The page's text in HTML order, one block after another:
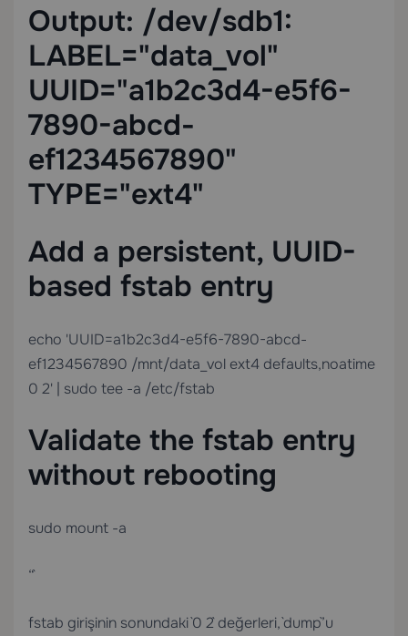
Output: /dev/sdb1:
LABEL="data_vol"
UUID="a1b2c3d4-e5f6-
7890-abcd-
ef1234567890"
TYPE="ext4"
Add a persistent, UUID-
based fstab entry
echo 'UUID=a1b2c3d4-e5f6-7890-abcd-
ef1234567890 /mnt/data_vol ext4 defaults,noatime
0 2' | sudo tee -a /etc/fstab
Validate the fstab entry
without rebooting
sudo mount -a
“`
fstab girişinin sonundaki `0 2` değerleri, `dump`’u